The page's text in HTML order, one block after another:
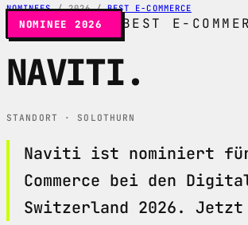
NOMINEES / 2026 / BEST E-COMMERCE
NOMINEE 2026 BEST E-
NAVITI.
STANDORT · SOLOTHURN
Naviti ist nominiert
Commerce bei den
Switzerland 2026. Jetzt